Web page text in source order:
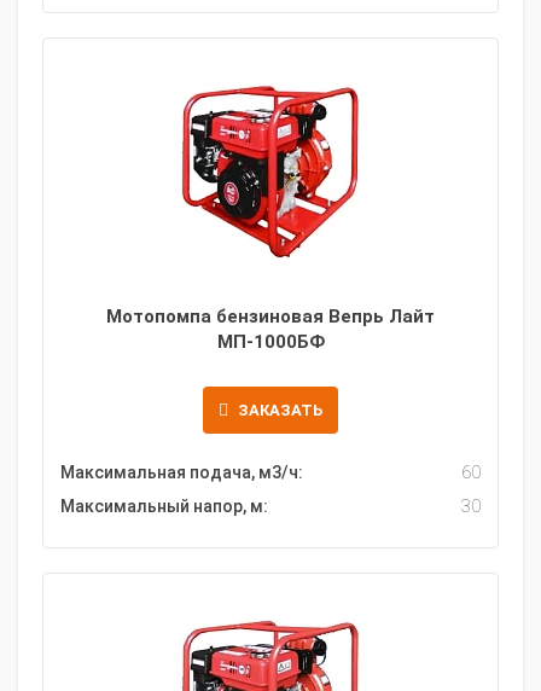
Мотопомпа бензиновая Вепрь Лайт
МП-1000БФ
ЗАКАЗАТЬ
Максимальная подача, м3/ч:
60
Максимальный напор, м:
30